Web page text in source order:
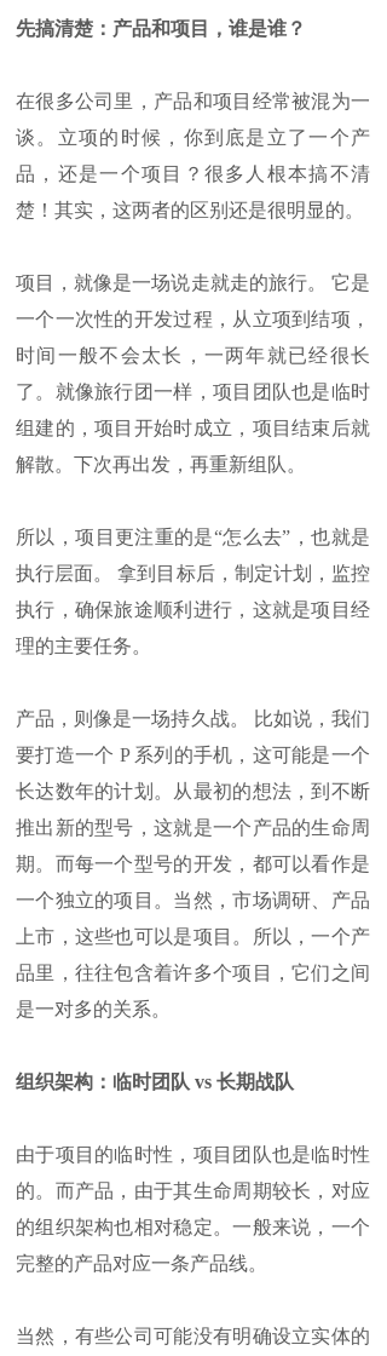
先搞清楚：产品和项目，谁是谁？
在很多公司里，产品和项目经常被混为一
谈。立项的时候，你到底是立了一个产
品，还是一个项目？很多人根本搞不清
楚！其实，这两者的区别还是很明显的。
项目，就像是一场说走就走的旅行。 它是
一个一次性的开发过程，从立项到结项，
时间一般不会太长，一两年就已经很长
了。就像旅行团一样，项目团队也是临时
组建的，项目开始时成立，项目结束后就
解散。下次再出发，再重新组队。
所以，项目更注重的是“怎么去”，也就是
执行层面。 拿到目标后，制定计划，监控
执行，确保旅途顺利进行，这就是项目经
理的主要任务。
产品，则像是一场持久战。 比如说，我们
要打造一个 P 系列的手机，这可能是一个
长达数年的计划。从最初的想法，到不断
推出新的型号，这就是一个产品的生命周
期。而每一个型号的开发，都可以看作是
一个独立的项目。当然，市场调研、产品
上市，这些也可以是项目。所以，一个产
品里，往往包含着许多个项目，它们之间
是一对多的关系。
组织架构：临时团队 vs 长期战队
由于项目的临时性，项目团队也是临时性
的。而产品，由于其生命周期较长，对应
的组织架构也相对稳定。一般来说，一个
完整的产品对应一条产品线。
当然，有些公司可能没有明确设立实体的